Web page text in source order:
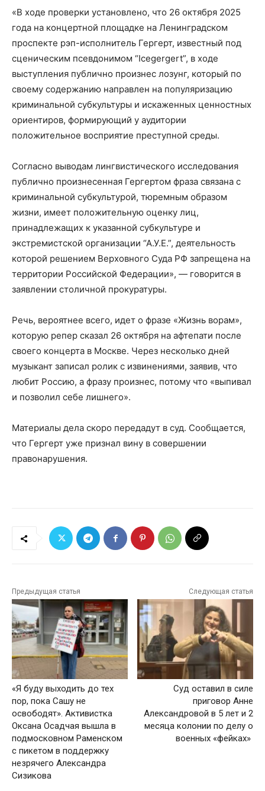
«В ходе проверки установлено, что 26 октября 2025
года на концертной площадке на Ленинградском
проспекте рэп-исполнитель Гергерт, известный под
сценическим псевдонимом “Icegergert”, в ходе
выступления публично произнес лозунг, который по
своему содержанию направлен на популяризацию
криминальной субкультуры и искаженных ценностных
ориентиров, формирующий у аудитории
положительное восприятие преступной среды.
Согласно выводам лингвистического исследования
публично произнесенная Гергертом фраза связана с
криминальной субкультурой, тюремным образом
жизни, имеет положительную оценку лиц,
принадлежащих к указанной субкультуре и
экстремистской организации “А.У.Е.”, деятельность
которой решением Верховного Суда РФ запрещена на
территории Российской Федерации», — говорится в
заявлении столичной прокуратуры.
Речь, вероятнее всего, идет о фразе «Жизнь ворам»,
которую репер сказал 26 октября на афтепати после
своего концерта в Москве. Через несколько дней
музыкант записал ролик с извинениями, заявив, что
любит Россию, а фразу произнес, потому что «выпивал
и позволил себе лишнего».
Материалы дела скоро передадут в суд. Сообщается,
что Гергерт уже признал вину в совершении
правонарушения.
Предыдущая статья
«Я буду выходить до тех
пор, пока Сашу не
освободят». Активистка
Оксана Осадчая вышла в
подмосковном Раменском
с пикетом в поддержку
незрячего Александра
Сизикова
Следующая статья
Суд оставил в силе
приговор Анне
Александровой в 5 лет и 2
месяца колонии по делу о
военных «фейках»